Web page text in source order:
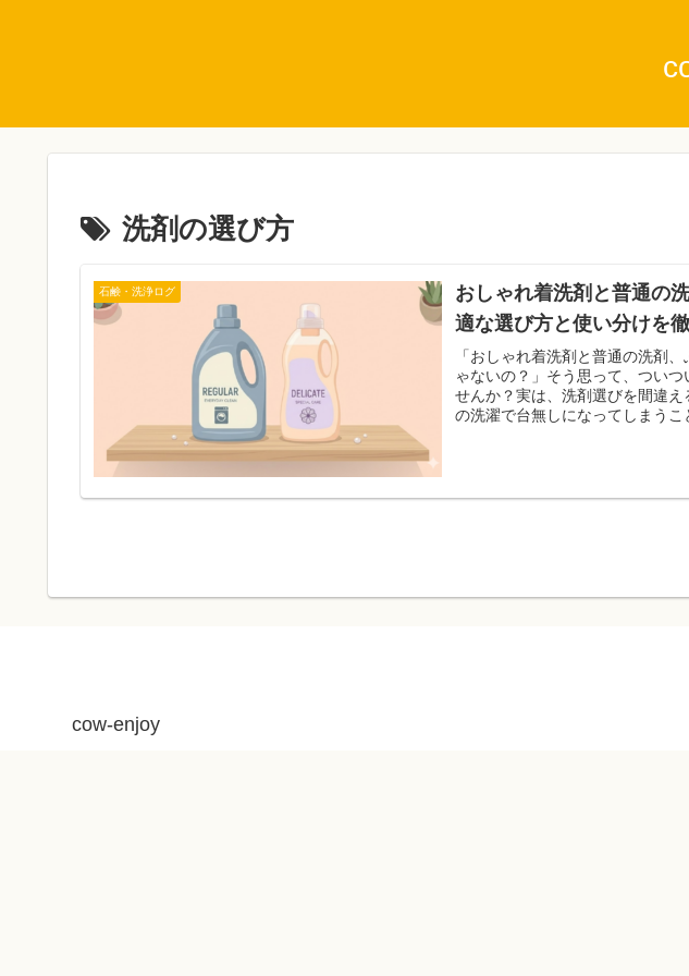
洗剤の選び方
石鹸・洗浄ログ
おしゃれ着洗剤と普通の
適な選び方と使い分けを
「おしゃれ着洗剤と普通の洗剤
ゃないの？」そう思って、つい
せんか？実は、洗剤選びを間違
の洗濯で台無しになってしまうこ
cow-enjoy